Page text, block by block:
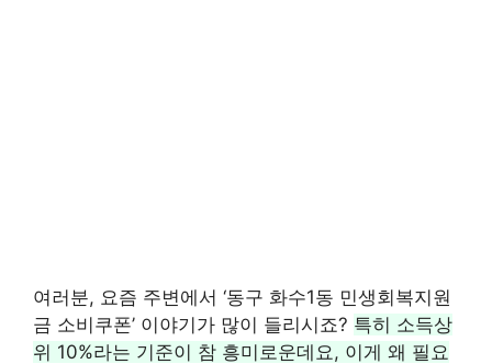
여러분, 요즘 주변에서 ‘동구 화수1동 민생회복지원
금 소비쿠폰’ 이야기가 많이 들리시죠? 특히 소득상
위 10%라는 기준이 참 흥미로운데요, 이게 왜 필요